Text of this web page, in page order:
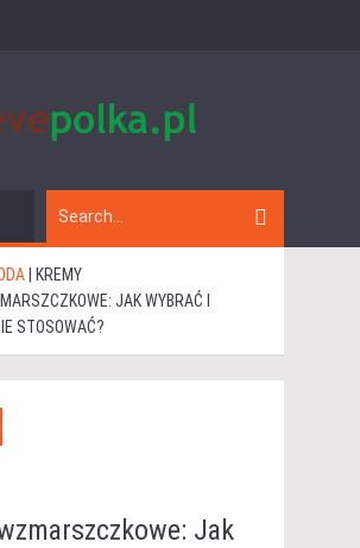
| KREMY
JAK WYBRAĆ I
STOSOWAĆ?
Jak